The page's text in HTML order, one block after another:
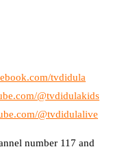
tvdidula
@tvdidulakids
@tvdidulalive
number 117 and